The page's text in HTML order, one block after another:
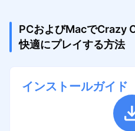
PCおよびMacでCrazy
快適にプレイする方法
インストールガイド